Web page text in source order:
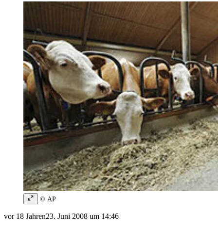
© AP
vor 18 Jahren23. Juni 2008 um 14:46